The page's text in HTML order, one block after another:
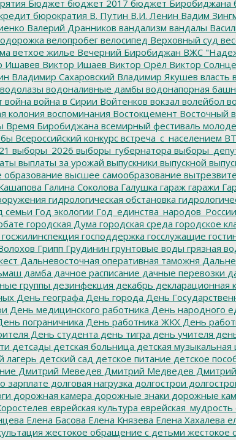
Бюджет бюджет 2017 бюджет Биробиджана
бюрократия В. Путин В.И. Ленин Вадим
Валерий Дранников вандализм вандалы
велопробег велосипед Верховный суд
ветхое жилье Вечерний Биробиджан ВЖС
Ишавев Виктор Ишаев Виктор Орёл Виктор
Владимир Сахаровский Владимир Якушев власть
водолазы водоналивные дамбы водонапорная
война война в Сирии Войтенков вокзал волейбол
колония воспоминания Востокцемент Восточный
Время Биробиджана всемирный фестиваль
Всероссийский конкурс встреча_с_населением
выборы_2026 выборы_губернатора
выплаты за урожай выпускники выпускной
высшее самообразование
Галина Соколова Галушка гараж гаражи
гидрологическая обстановка
семьи Год экологии Год_единства_народов_России
городская Дума городская среда городское
госжилинспекция господдержка госслужащие
Грипп Грудинин грунтовые воды грязная
Дальневосточная оперативная таможня
дамба дачное расписание дачные перевозки
группы дезинфекция декабрь декларационная
День географа День города День
День медицинского работника День народного
пограничника День работника ЖКХ День
День студента день тигра день учителя
детсады детская больница детская музыкальная
лагерь детский сад детское питание детское
Дмитрий Меведев Дмитрий Медведев
зарплате долговая нагрузка долгострои
дорожная камера дорожные знаки дорожные
еврейская культура еврейская_мудрость
Елена Басова Елена Князева Елена Хахалева
жестокое обращение с детьми жестокое